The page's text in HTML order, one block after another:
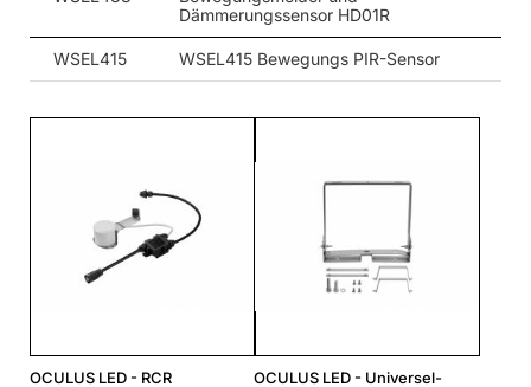
der Lichtquelle.
Anwendungsbereiche Oculus LED
Oculus LED Lampe ist für die Hänge-Montage
Seilen usw.) im Innen- und Außenbereich vorgesehen.
Funktioniert hervorragend in Fabriken und Produktionshallen
sowie in großen Lagern und Logistikzentren. Wir ermutigen Sie,
sich eine andere
anzusehen.
Dämmerungssensor HD01R
WSEL415 WSEL415 Bewegungs PIR-Sensor
OCULUS LED - RCR
OCULUS LED - Universel-